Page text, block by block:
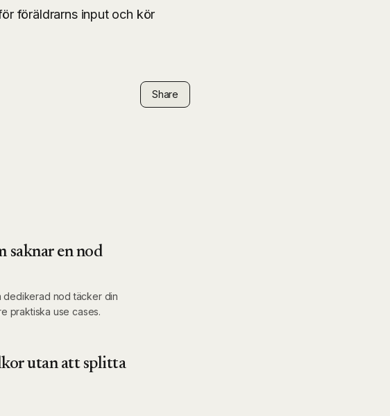
föräldrarns input och kör
Share
saknar en nod
dedikerad nod täcker din
praktiska use cases.
utan att splitta